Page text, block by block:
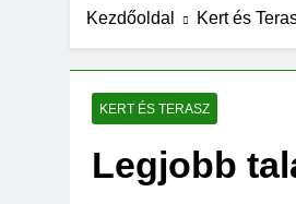
Kezdőoldal Kert és
KERT ÉS TERASZ
Legjobb